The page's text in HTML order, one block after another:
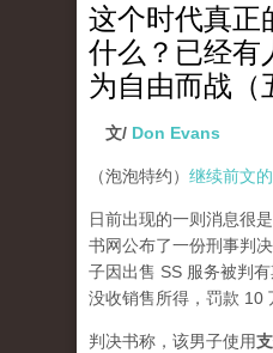
这个时代真正
什么？已经
为自由而战（
文/ Don Evans
（泡泡特约） 继续前文
日前出现的一则消息很
书网公布了一份刑事判
子因出售 SS 服务被判
没收销售所得，罚款 10
判决书称，该男子使用